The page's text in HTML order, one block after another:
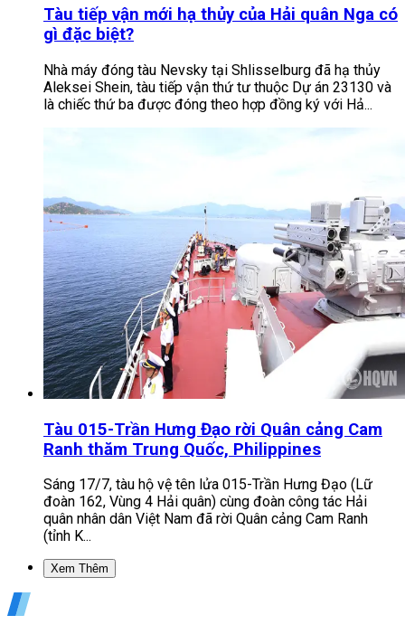
Tàu tiếp vận mới hạ thủy của Hải quân Nga có
gì đặc biệt?
Nhà máy đóng tàu Nevsky tại Shlisselburg đã hạ thủy
Aleksei Shein, tàu tiếp vận thứ tư thuộc Dự án 23130 và
là chiếc thứ ba được đóng theo hợp đồng ký với Hả...
Tàu 015-Trần Hưng Đạo rời Quân cảng Cam
Ranh thăm Trung Quốc, Philippines
Sáng 17/7, tàu hộ vệ tên lửa 015-Trần Hưng Đạo (Lữ
đoàn 162, Vùng 4 Hải quân) cùng đoàn công tác Hải
quân nhân dân Việt Nam đã rời Quân cảng Cam Ranh
(tỉnh K...
Xem Thêm